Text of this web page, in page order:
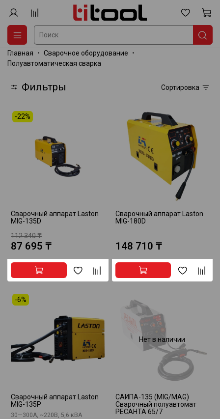
Главная
Сварочное оборудование
Полуавтоматическая сварка
Фильтры Сортировка
-22%
Сварочный аппарат Laston
MIG-135D
112 340 ₸
87 695 ₸
Сварочный аппарат Laston
MIG-180D
148 710 ₸
-6%
Сварочный аппарат Laston
MIG-135P
30—300А, ~220В, 5,6 кВА
Нет в наличии
САИПА-135 (MIG/MAG)
Сварочный полуавтомат
РЕСАНТА 65/7